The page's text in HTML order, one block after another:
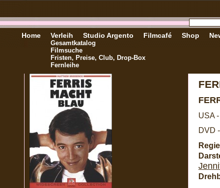
Home Verleih
Gesamtkatalog
Filmsuche
Fristen, Preise, Club, Drop-Box
Fernleihe
Studio Argento Filmcafé Shop
USA
DVD